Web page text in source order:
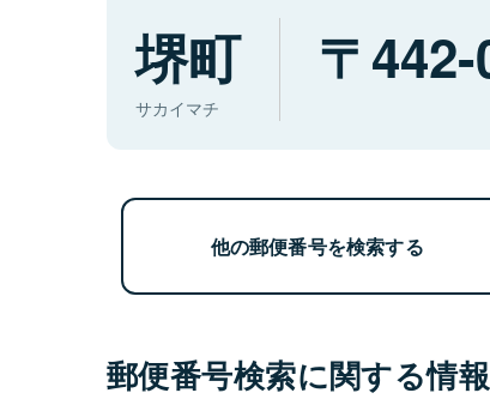
堺町
サカイマチ
他の郵便番号を検索する
郵便番号検索に関する情報